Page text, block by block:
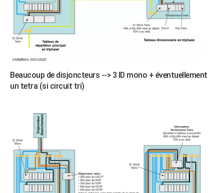
Beaucoup de disjoncteurs --> 3 ID mono + éventuellement
un tetra (si circuit tri)